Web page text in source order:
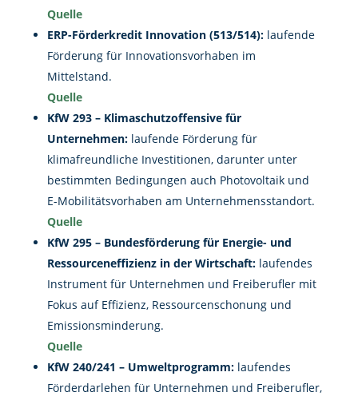
Quelle
ERP-Förderkredit Innovation (513/514):laufende
Förderung für Innovationsvorhaben im
Mittelstand.
Quelle
KfW 293 – Klimaschutzoffensive für
Unternehmen:laufende Förderung für
klimafreundliche Investitionen, darunter unter
bestimmten Bedingungen auch Photovoltaik und
E-Mobilitätsvorhaben am Unternehmensstandort.
Quelle
KfW 295 – Bundesförderung für Energie- und
Ressourceneffizienz in der Wirtschaft:laufendes
Instrument für Unternehmen und Freiberufler mit
Fokus auf Effizienz, Ressourcenschonung und
Emissionsminderung.
Quelle
KfW 240/241 – Umweltprogramm:laufendes
Förderdarlehen für Unternehmen und Freiberufler,